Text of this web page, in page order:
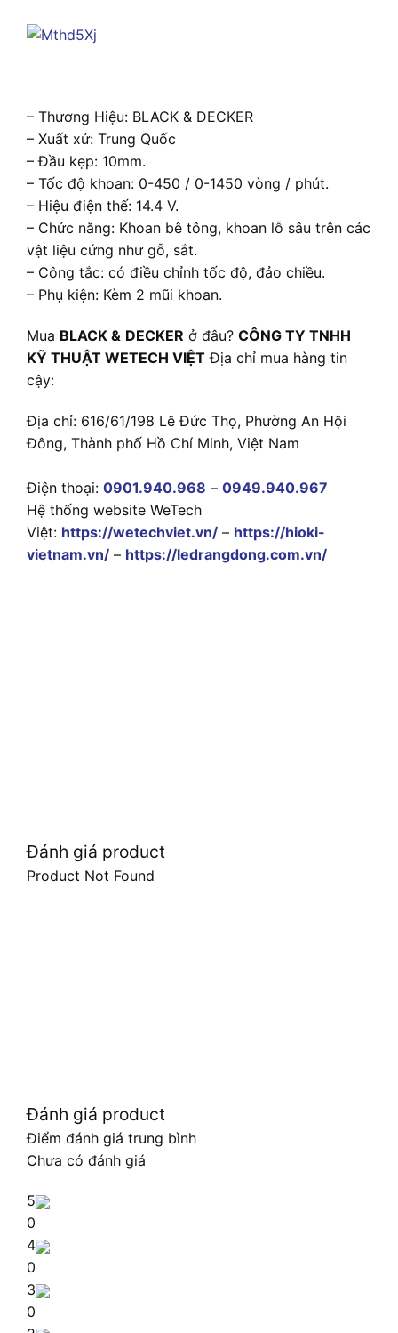
– Thương Hiệu: BLACK & DECKER
– Xuất xứ: Trung Quốc
– Đầu kẹp: 10mm.
– Tốc độ khoan: 0-450 / 0-1450 vòng / phút.
– Hiệu điện thế: 14.4 V.
– Chức năng: Khoan bê tông, khoan lỗ sâu trên các
vật liệu cứng như gỗ, sắt.
– Công tắc: có điều chỉnh tốc độ, đảo chiều.
– Phụ kiện: Kèm 2 mũi khoan.
Mua BLACK & DECKER ở đâu? CÔNG TY TNHH
KỸ THUẬT WETECH VIỆT Địa chỉ mua hàng tin
cậy:
Địa chỉ: 616/61/198 Lê Đức Thọ, Phường An Hội
Đông, Thành phố Hồ Chí Minh, Việt Nam
Điện thoại: 0901.940.968 – 0949.940.967
Hệ thống website WeTech
Việt: https://wetechviet.vn/ – https://hioki-
vietnam.vn/ – https://ledrangdong.com.vn/
Đánh giá product
Product Not Found
Đánh giá product
Điểm đánh giá trung bình
Chưa có đánh giá
5
0
4
0
3
0